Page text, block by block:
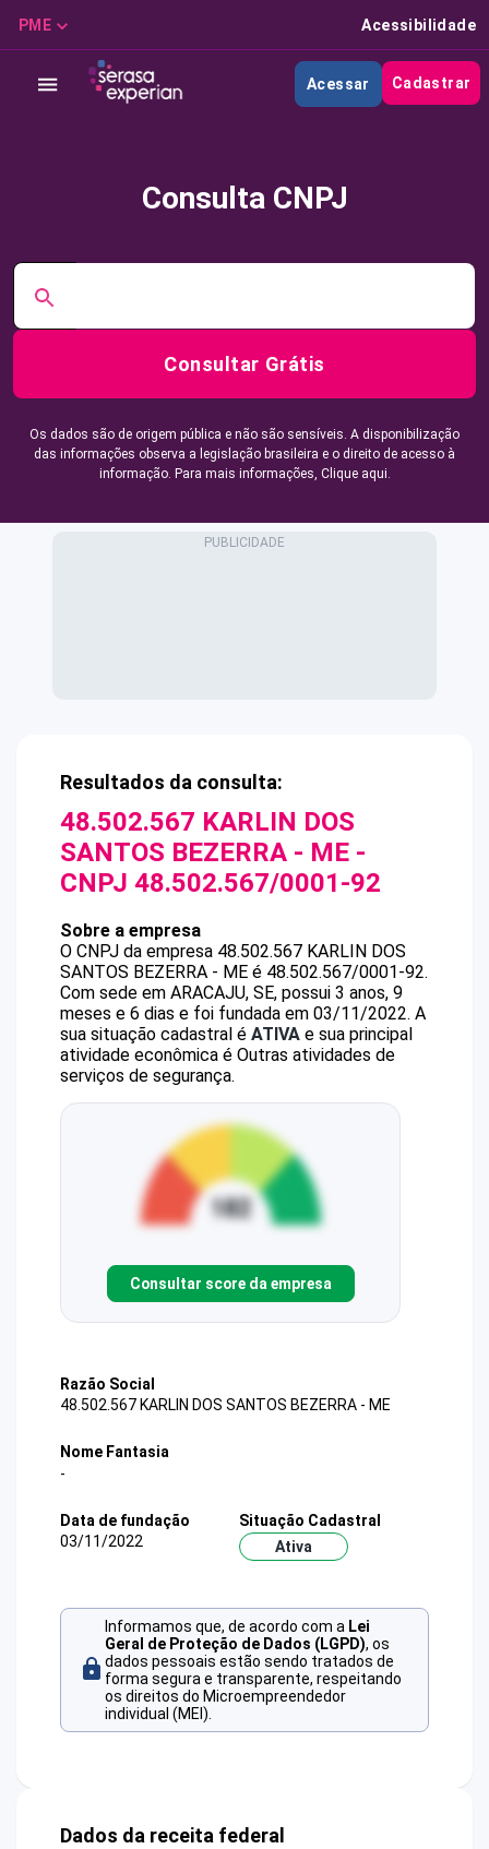
PME Acessibilidade
Acessar Cadastrar
Consulta CNPJ
Consultar Grátis
Os dados são de origem pública e não são sensíveis. A disponibilização
das informações observa a legislação brasileira e o direito de acesso à
informação. Para mais informações, Clique aqui.
Resultados da consulta:
48.502.567 KARLIN DOS
SANTOS BEZERRA - ME -
CNPJ 48.502.567/0001-92
Sobre a empresa
O CNPJ da empresa 48.502.567 KARLIN DOS
SANTOS BEZERRA - ME é 48.502.567/0001-92.
Com sede em ARACAJU, SE, possui 3 anos, 9
meses e 6 dias e foi fundada em 03/11/2022. A
sua situação cadastral é ATIVA e sua principal
atividade econômica é Outras atividades de
serviços de segurança.
Consultar score da empresa
Razão Social
48.502.567 KARLIN DOS SANTOS BEZERRA - ME
Nome Fantasia
-
Data de fundação
03/11/2022
Situação Cadastral
Ativa
Informamos que, de acordo com a Lei
Geral de Proteção de Dados (LGPD), os
dados pessoais estão sendo tratados de
forma segura e transparente, respeitando
os direitos do Microempreendedor
individual (MEI).
Dados da receita federal